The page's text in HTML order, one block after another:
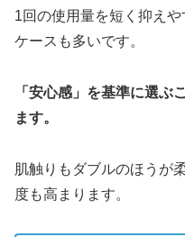
1回の使用量を短く抑え
ケースも多いです。
「安心感」を基準に選ぶ
ます。
肌触りもダブルのほうが
度も高まります。